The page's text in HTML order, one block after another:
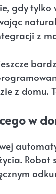
gdy tylko
z
z domu.
w